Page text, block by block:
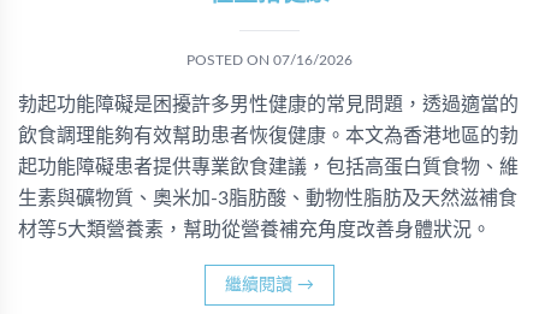
POSTED ON 07/16/2026
勃起功能障礙是困擾許多男性健康的常見問題，透過適當的
飲食調理能夠有效幫助患者恢復健康。本文為香港地區的勃
起功能障礙患者提供專業飲食建議，包括高蛋白質食物、維
生素與礦物質、奧米加-3脂肪酸、動物性脂肪及天然滋補食
材等5大類營養素，幫助從營養補充角度改善身體狀況。
繼續閱讀 →